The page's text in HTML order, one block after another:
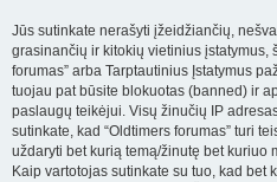
Jūs sutinkate nerašyti įžeidžiančių,
grasinančių ir kitokių vietinius įstatymus,
forumas” arba Tarptautinius Įstatymus
tuojau pat būsite blokuotas (banned) ir
paslaugų teikėjui. Visų žinučių IP
sutinkate, kad “Oldtimers forumas” turi
uždaryti bet kurią temą/žinutę bet
Kaip vartotojas sutinkate su tuo, kad bet